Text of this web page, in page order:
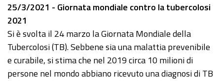
25/3/2021 - Giornata mondiale contro la tubercolosi
2021
Si è svolta il 24 marzo la Giornata Mondiale della
Tubercolosi (TB). Sebbene sia una malattia prevenibile
e curabile, si stima che nel 2019 circa 10 milioni di
persone nel mondo abbiano ricevuto una diagnosi di TB